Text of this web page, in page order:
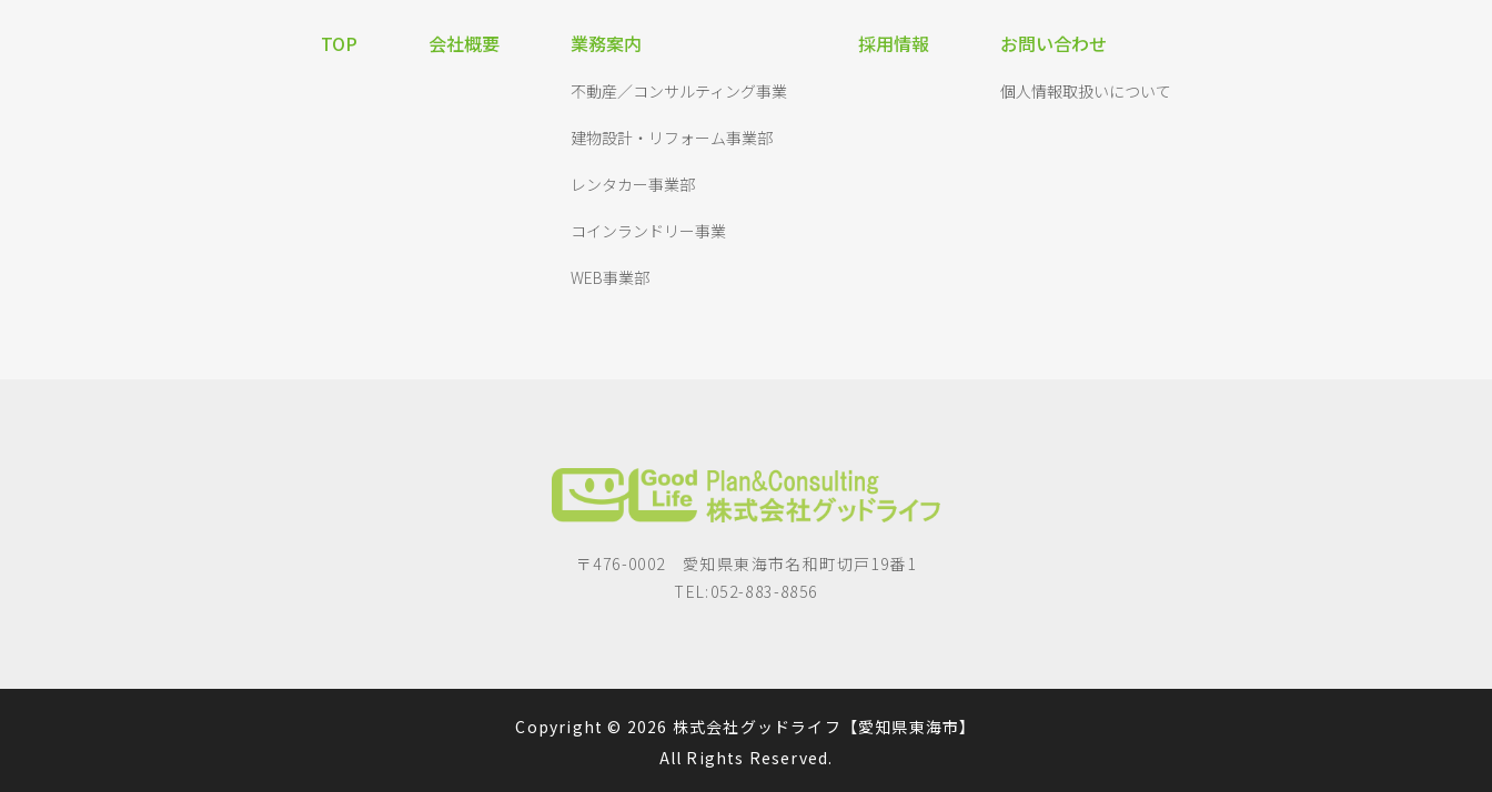
TOP 会社概要 業務案内
不動産／コンサルティング事業
建物設計・リフォーム事業部
レンタカー事業部
コインランドリー事業
WEB事業部
採用情報 お問い合わせ
個人情報取扱いについて
〒476-0002 愛知県東海市名和町切戸19番1
TEL:052-883-8856
Copyright © 2026 株式会社グッドライフ【愛知県東海市】
All Rights Reserved.